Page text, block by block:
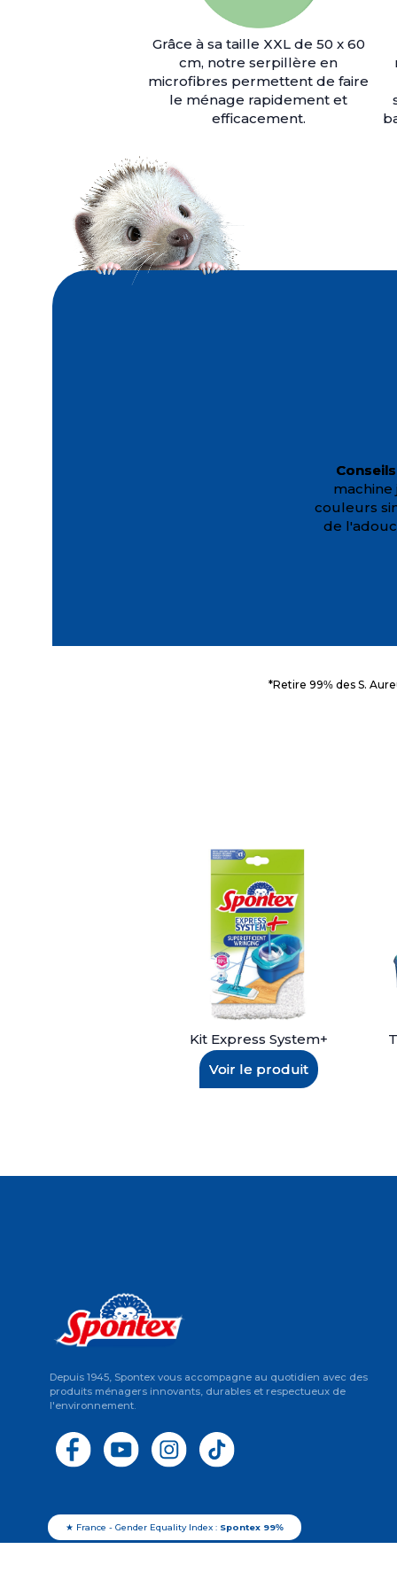
Grâce à sa taille XXL de 50 x 60
cm, notre serpillère en
microfibres permettent de faire
le ménage rapidement et
efficacement.
machine
couleurs
de
*Retire 99% des S.
Kit Express System+
Voir le produit
Depuis 1945, Spontex vous accompagne au quotidien avec des
produits ménagers innovants, durables et respectueux de
l'environnement.
★ France - Gender Equality Index : Spontex 99%